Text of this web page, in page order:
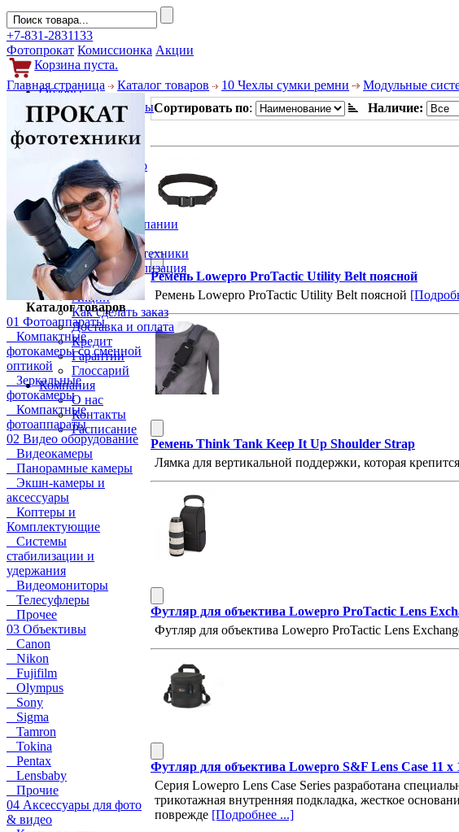
+7-831-2831133
Фотопрокат Комиссионка Акции
Корзина пуста.
Обзоры
Фотоаппараты
Объективы
Фильтры
Фото и видео
Гаджеты
Аксессуары
Слухи
Новости компании
Услуги
Прокат фототехники
Выкуп и реализация
Покупателям
Акции
Как сделать заказ
Доставка и оплата
Кредит
Гарантии
Глоссарий
Компания
О нас
Контакты
Расписание
Главная страница Каталог товаров 10 Чехлы сумки ремни Модульные
Каталог товаров
01 Фотоаппараты
Компактные
фотокамеры со сменной
оптикой
Зеркальные
фотокамеры
Компактные
фотоаппараты
02 Видео оборудование
Видеокамеры
Панорамные камеры
Экшн-камеры и
аксессуары
Коптеры и
Комплектующие
Системы
стабилизации и
удержания
Видеомониторы
Телесуфлеры
Прочее
03 Объективы
Canon
Nikon
Fujifilm
Olympus
Sony
Sigma
Tamron
Tokina
Pentax
Lensbaby
Прочие
04 Аксессуары для фото
& видео
Сортировать по: Наличие:
Ремень Lowepro ProTactic Utility Belt поясной
Ремень Lowepro ProTactic Utility Belt поясной
Ремень Think Tank Keep It Up Shoulder Strap
Лямка для вертикальной поддержки, которая
Футляр для объектива Lowepro ProTactic Lens
Футляр для объектива Lowepro ProTactic Lens
Футляр для объектива Lowepro S&F Lens Case 11 x
Серия Lowepro Lens Case Series разработана
трикотажная внутренняя подкладка, жесткое
поврежде [Подробнее ...]